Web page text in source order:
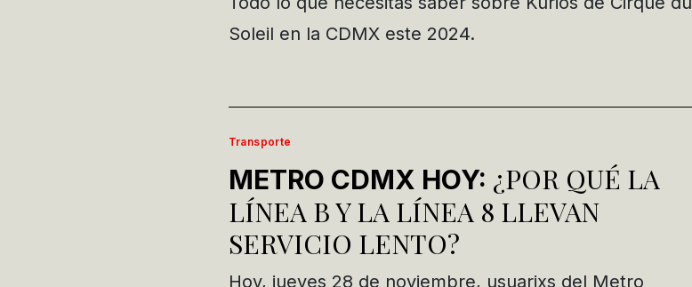
Soleil en la CDMX este 2024.
Transporte
METRO CDMX HOY: ¿POR QUÉ LA
LÍNEA B Y LA LÍNEA 8 LLEVAN
SERVICIO LENTO?
Hoy, jueves 28 de noviembre, usuarixs del Metro